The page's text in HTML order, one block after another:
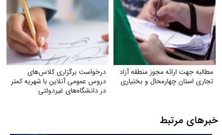
مطالبه جهت ارائه مجوز منطقه آزاد
تجاری استان چهارمحال و بختیاری
درخواست برگزاری کلاس‌های
دروس عمومی آنلاین با شهریه کمتر
در دانشگاه‌های غیردولتی
خبرهای مرتبط